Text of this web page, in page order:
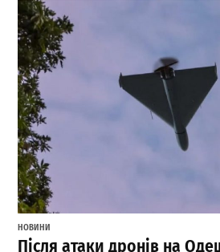
НОВИНИ
Після атаки дронів на